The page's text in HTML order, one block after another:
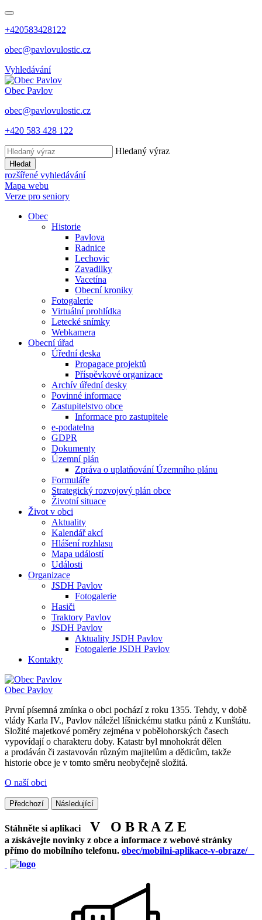
+420583428122
obec@pavlovulostic.cz
Vyhledávání
Obec Pavlov
obec@pavlovulostic.cz
+420 583 428 122
Hledaný výraz
Hledat
rozšířené vyhledávání
Mapa webu
Verze pro seniory
Obec
Historie
Pavlova
Radnice
Lechovic
Zavadilky
Vacetína
Obecní kroniky
Fotogalerie
Virtuální prohlídka
Letecké snímky
Webkamera
Obecní úřad
Úřední deska
Propagace projektů
Příspěvkové organizace
Archív úřední desky
Povinné informace
Zastupitelstvo obce
Informace pro zastupitele
e-podatelna
GDPR
Dokumenty
Územní plán
Zpráva o uplatňování Územního plánu
Formuláře
Strategický rozvojový plán obce
Životní situace
Život v obci
Aktuality
Kalendář akcí
Hlášení rozhlasu
Mapa událostí
Události
Organizace
JSDH Pavlov
Fotogalerie
Hasiči
Traktory Pavlov
JSDH Pavlov
Aktuality JSDH Pavlov
Fotogalerie JSDH Pavlov
Kontakty
Obec Pavlov
První písemná zmínka o obci pochází z roku 1355. Tehdy, v době
vlády Karla IV., Pavlov náležel líšnickému statku pánů z Kunštátu.
Složité majetkové poměry zejména v pobělohorských časech
vypovídají o charakteru doby. Katastr byl mnohokrát dělen
a prodáván či zastavován různým majitelům a dědicům, takže
historie obce je v tomto směru neobyčejně složitá.
O naší obci
Předchozí Následující
Stáhněte si aplikaci V O B R A Z E
a získávejte novinky z obce a informace z webové stránky
přímo do mobilního telefonu. obec/mobilni-aplikace-v-obraze/